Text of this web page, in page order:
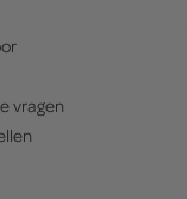
vragen